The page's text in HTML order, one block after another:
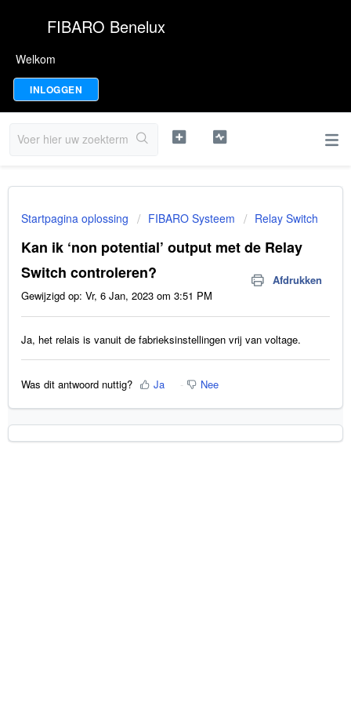
FIBARO Benelux
Welkom
INLOGGEN
Startpagina oplossing FIBARO Systeem Relay Switch
Kan ik ‘non potential’ output met de Relay
Switch controleren?
Afdrukken
Gewijzigd op: Vr, 6 Jan, 2023 om 3:51 PM
Ja, het relais is vanuit de fabrieksinstellingen vrij van voltage.
Was dit antwoord nuttig? Ja Nee